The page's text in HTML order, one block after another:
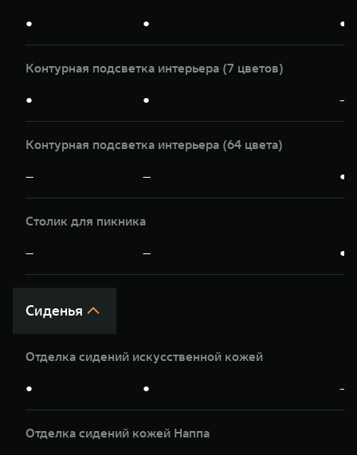
● ● ●
Контурная подсветка интерьера (7 цветов)
● ● —
Контурная подсветка интерьера (64 цвета)
— — ●
Столик для пикника
— — ●
Сиденья
Отделка сидений искусственной кожей
● ● —
Отделка сидений кожей Наппа